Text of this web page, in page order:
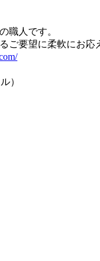
職人です。
ご要望に柔軟にお応
）